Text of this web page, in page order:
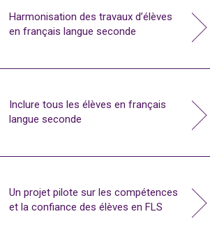
Harmonisation des travaux d’élèves
en français langue seconde
Inclure tous les élèves en français
langue seconde
Un projet pilote sur les compétences
et la confiance des élèves en FLS